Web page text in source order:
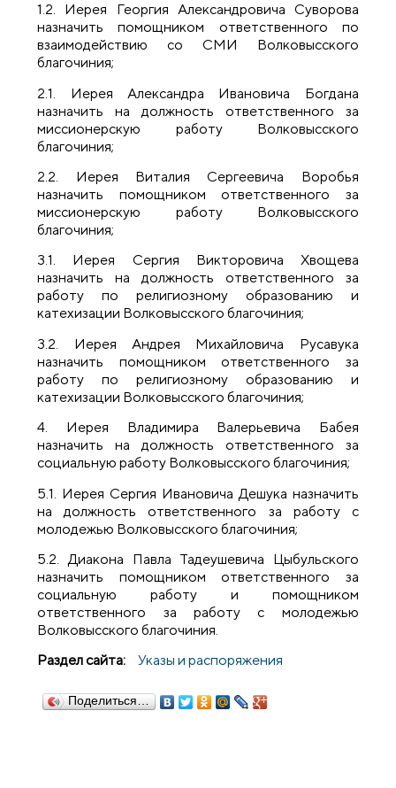
1.2. Иерея Георгия Александровича Суворова
назначить помощником ответственного по
взаимодействию со СМИ Волковысского
благочиния;
2.1. Иерея Александра Ивановича Богдана
назначить на должность ответственного за
миссионерскую работу Волковысского
благочиния;
2.2. Иерея Виталия Сергеевича Воробья
назначить помощником ответственного за
миссионерскую работу Волковысского
благочиния;
3.1. Иерея Сергия Викторовича Хвощева
назначить на должность ответственного за
работу по религиозному образованию и
катехизации Волковысского благочиния;
3.2. Иерея Андрея Михайловича Русавука
назначить помощником ответственного за
работу по религиозному образованию и
катехизации Волковысского благочиния;
4. Иерея Владимира Валерьевича Бабея
назначить на должность ответственного за
социальную работу Волковысского благочиния;
5.1. Иерея Сергия Ивановича Дешука назначить
на должность ответственного за работу с
молодежью Волковысского благочиния;
5.2. Диакона Павла Тадеушевича Цыбульского
назначить помощником ответственного за
социальную работу и помощником
ответственного за работу с молодежью
Волковысского благочиния.
Раздел сайта:
Указы и распоряжения
Поделиться…